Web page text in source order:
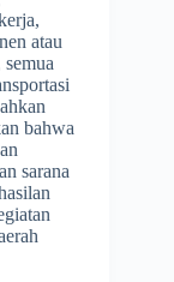
atau
bahwa
sarana